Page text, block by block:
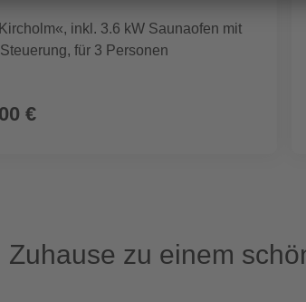
inkl. 3.6 kW Saunaofen mit
für 3 Personen
€
zu einem